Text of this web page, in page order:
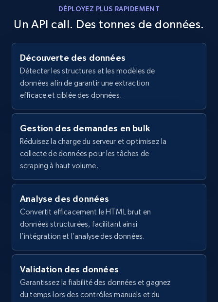
DÉPLOYEZ PLUS RAPIDEMENT
Un API call. Des tonnes de données.
Découverte des données
Détecter les structures et les modèles de
données afin de garantir une extraction
efficace et ciblée des données.
Gestion des demandes en bulk
Réduisez la charge du serveur et optimisez la
collecte de données pour les tâches de
scraping à haut volume.
Analyse des données
Convertit efficacement le HTML brut en
données structurées, facilitant ainsi
l’intégration et l’analyse des données.
Validation des données
Garantissez la fiabilité des données et gagnez
du temps lors des contrôles manuels et du